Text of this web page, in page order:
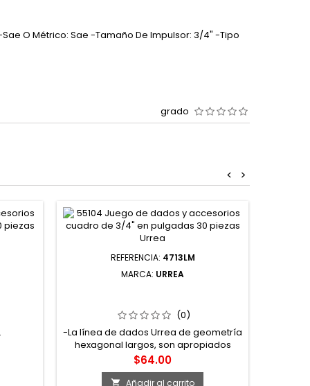
O Métrico: Sae -Tamaño De Impulsor: 3/4" -Tipo
grado
>
<
REFERENCIA: 4713LM
MARCA: URREA
URREA
(0)
-La línea de dados Urrea de geometría
hexagonal largos, son apropiados
para lugares profundos, diseñados
para usarse en tuercas donde el
espárrago sobresale del nivel de la
Precio
$64.00
 Añadir al carrito